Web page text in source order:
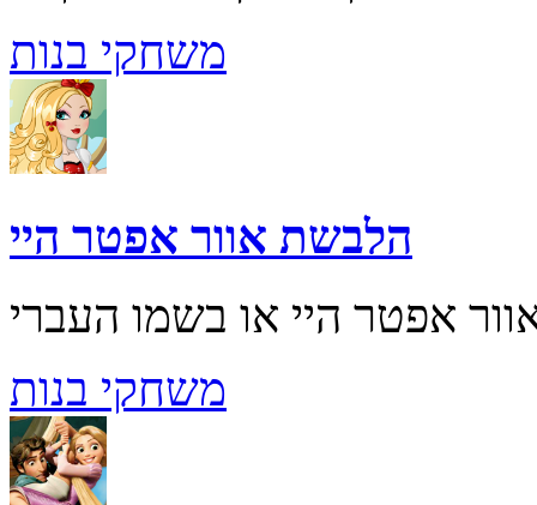
משחקי בנות
הלבשת אוור אפטר היי
משחקי בנות